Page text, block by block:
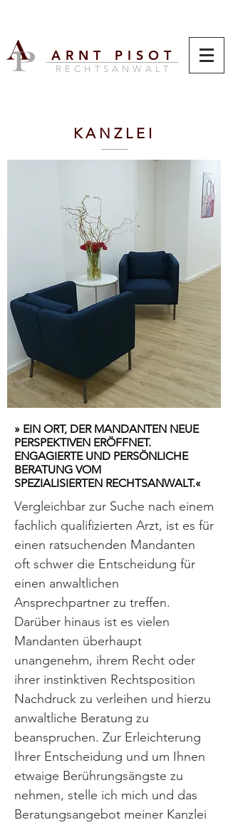
ARNT PISOT
RECHTSANWALT
KANZLEI
» EIN ORT, DER MANDANTEN NEUE
PERSPEKTIVEN ERÖFFNET.
ENGAGIERTE UND PERSÖNLICHE
BERATUNG VOM
SPEZIALISIERTEN RECHTSANWALT.«
Vergleichbar zur Suche nach einem
fachlich qualifizierten Arzt, ist es für
einen ratsuchenden Mandanten
oft schwer die Entscheidung für
einen anwaltlichen
Ansprechpartner zu treffen.
Darüber hinaus ist es vielen
Mandanten überhaupt
unangenehm, ihrem Recht oder
ihrer instinktiven Rechtsposition
Nachdruck zu verleihen und hierzu
anwaltliche Beratung zu
beanspruchen. Zur Erleichterung
Ihrer Entscheidung und um Ihnen
etwaige Berührungsängste zu
nehmen, stelle ich mich und das
Beratungsangebot meiner Kanzlei